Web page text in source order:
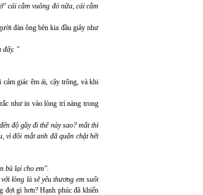
cái cằm vuông đó nữa, cái cằm
đàn ông bên kia đầu giây như
đấy. "
giác êm ái, cậy trông, và khi
như in vào lòng trí nàng trong
độ gầy đi thế này sao? mắt thì
vì đôi mắt anh đã quấn chặt hết
bù lại cho em".
lòng là sẽ yêu thương em suốt
đợi gì hơn? Hạnh phúc đã khiến